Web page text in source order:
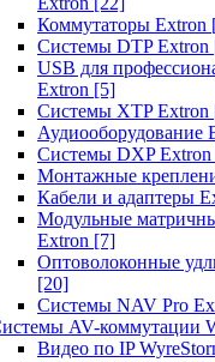
Коммутаторы Extron
Системы DTP Extron
USB для
Extron [5]
Системы XTP Extron
Аудиооборудование
Системы DXP Extron
Монтажные
Кабели и адаптеры
Модульные
Extron [7]
Оптоволоконные
[20]
Системы NAV Pro
AV-коммутации
Видео по IP